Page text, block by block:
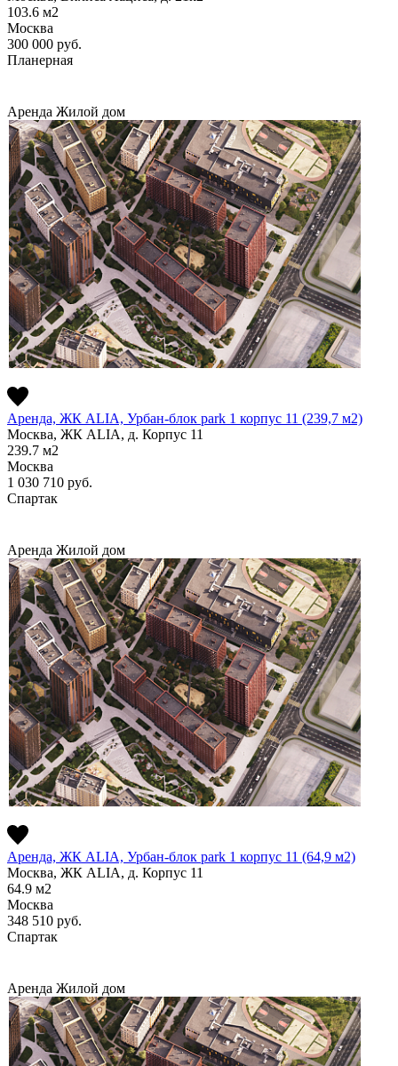
103.6 м2
Москва
300 000 руб.
Планерная
Аренда Жилой дом
Аренда, ЖК ALIA, Урбан-блок park 1 корпус 11 (239,7 м2)
Москва, ЖК ALIA, д. Корпус 11
239.7 м2
Москва
1 030 710 руб.
Спартак
Аренда Жилой дом
Аренда, ЖК ALIA, Урбан-блок park 1 корпус 11 (64,9 м2)
Москва, ЖК ALIA, д. Корпус 11
64.9 м2
Москва
348 510 руб.
Спартак
Аренда Жилой дом